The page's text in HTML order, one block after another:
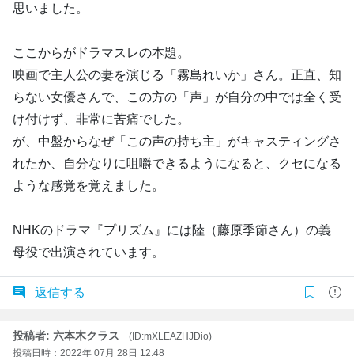
思いました。
ここからがドラマスレの本題。
映画で主人公の妻を演じる「霧島れいか」さん。正直、知
らない女優さんで、この方の「声」が自分の中では全く受
け付けず、非常に苦痛でした。
が、中盤からなぜ「この声の持ち主」がキャスティングさ
れたか、自分なりに咀嚼できるようになると、クセになる
ような感覚を覚えました。
NHKのドラマ『プリズム』には陸（藤原季節さん）の義
母役で出演されています。
返信する
投稿者: 六本木クラス
(ID:mXLEAZHJDio)
投稿日時：2022年 07月 28日 12:48